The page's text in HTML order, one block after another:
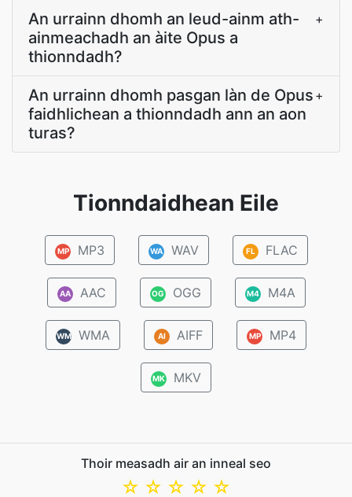
An urrainn dhomh an leud-ainm ath-
ainmeachadh an àite Opus a
thionndadh?
+
An urrainn dhomh pasgan làn de Opus
faidhlichean a thionndadh ann an aon
turas?
+
Tionndaidhean Eile
MP MP3 WA WAV FL FLAC
AA AAC OG OGG M4 M4A
WM WMA AI AIFF MP MP4
MK MKV
Thoir measadh air an inneal seo
☆
☆
☆
☆
☆